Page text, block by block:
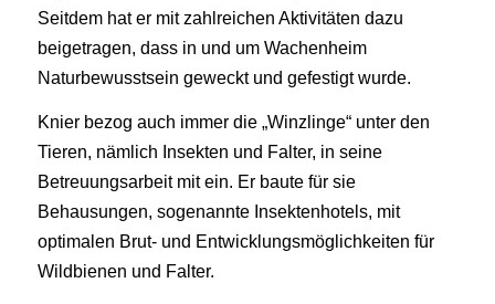
Seitdem hat er mit zahlreichen Aktivitäten dazu
beigetragen, dass in und um Wachenheim
Naturbewusstsein geweckt und gefestigt wurde.
Knier bezog auch immer die „Winzlinge“ unter den
Tieren, nämlich Insekten und Falter, in seine
Betreuungsarbeit mit ein. Er baute für sie
Behausungen, sogenannte Insektenhotels, mit
optimalen Brut- und Entwicklungsmöglichkeiten für
Wildbienen und Falter.